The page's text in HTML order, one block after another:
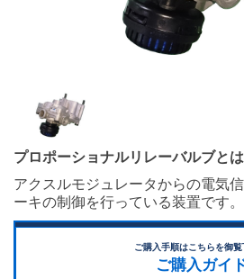
プロポーショナルリレーバルブとは
アクスルモジュレータからの電気
ーキの制御を行っている装置です。
ご購入手順はこちらを御
ご購入ガイ